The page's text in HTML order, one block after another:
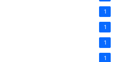
1
1
1
1